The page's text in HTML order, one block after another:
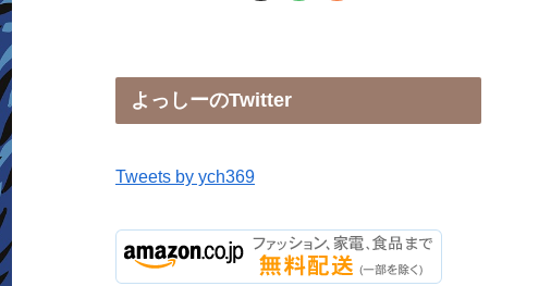
よっしーのTwitter
Tweets by ych369